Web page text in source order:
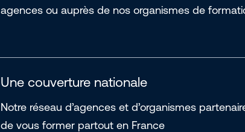
agences ou auprès de nos organismes de
Une couverture nationale
Notre réseau d’agences et d’organismes
de vous former partout en France